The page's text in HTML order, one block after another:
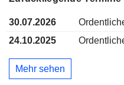
30.07.2026
24.10.2025
Mehr sehen